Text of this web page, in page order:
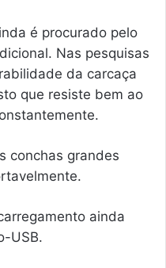
é procurado pelo
Nas pesquisas
da carcaça
que resiste bem ao
conchas grandes
ainda
USB.